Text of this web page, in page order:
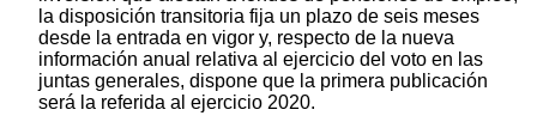
la disposición transitoria fija un plazo de seis meses
desde la entrada en vigor y, respecto de la nueva
información anual relativa al ejercicio del voto en las
juntas generales, dispone que la primera publicación
será la referida al ejercicio 2020.